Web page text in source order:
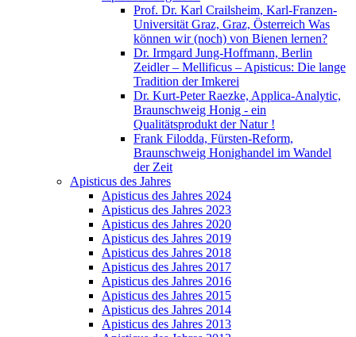
Prof. Dr. Karl Crailsheim, Karl-Franzen-
Universität Graz, Graz, Österreich Was
können wir (noch) von Bienen lernen?
Dr. Irmgard Jung-Hoffmann, Berlin
Zeidler – Mellificus – Apisticus: Die lange
Tradition der Imkerei
Dr. Kurt-Peter Raezke, Applica-Analytic,
Braunschweig Honig - ein
Qualitätsprodukt der Natur !
Frank Filodda, Fürsten-Reform,
Braunschweig Honighandel im Wandel
der Zeit
Apisticus des Jahres
Apisticus des Jahres 2024
Apisticus des Jahres 2023
Apisticus des Jahres 2020
Apisticus des Jahres 2019
Apisticus des Jahres 2018
Apisticus des Jahres 2017
Apisticus des Jahres 2016
Apisticus des Jahres 2015
Apisticus des Jahres 2014
Apisticus des Jahres 2013